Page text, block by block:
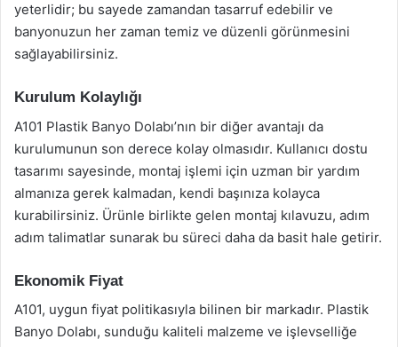
yeterlidir; bu sayede zamandan tasarruf edebilir ve
banyonuzun her zaman temiz ve düzenli görünmesini
sağlayabilirsiniz.
Kurulum Kolaylığı
A101 Plastik Banyo Dolabı’nın bir diğer avantajı da
kurulumunun son derece kolay olmasıdır. Kullanıcı dostu
tasarımı sayesinde, montaj işlemi için uzman bir yardım
almanıza gerek kalmadan, kendi başınıza kolayca
kurabilirsiniz. Ürünle birlikte gelen montaj kılavuzu, adım
adım talimatlar sunarak bu süreci daha da basit hale getirir.
Ekonomik Fiyat
A101, uygun fiyat politikasıyla bilinen bir markadır. Plastik
Banyo Dolabı, sunduğu kaliteli malzeme ve işlevselliğe